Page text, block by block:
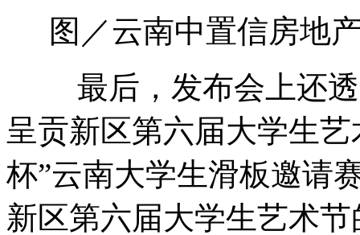
图／云南中置信房地
最后，发布会上还透
呈贡新区第六届大学生
杯”云南大学生滑板邀请
新区第六届大学生艺术